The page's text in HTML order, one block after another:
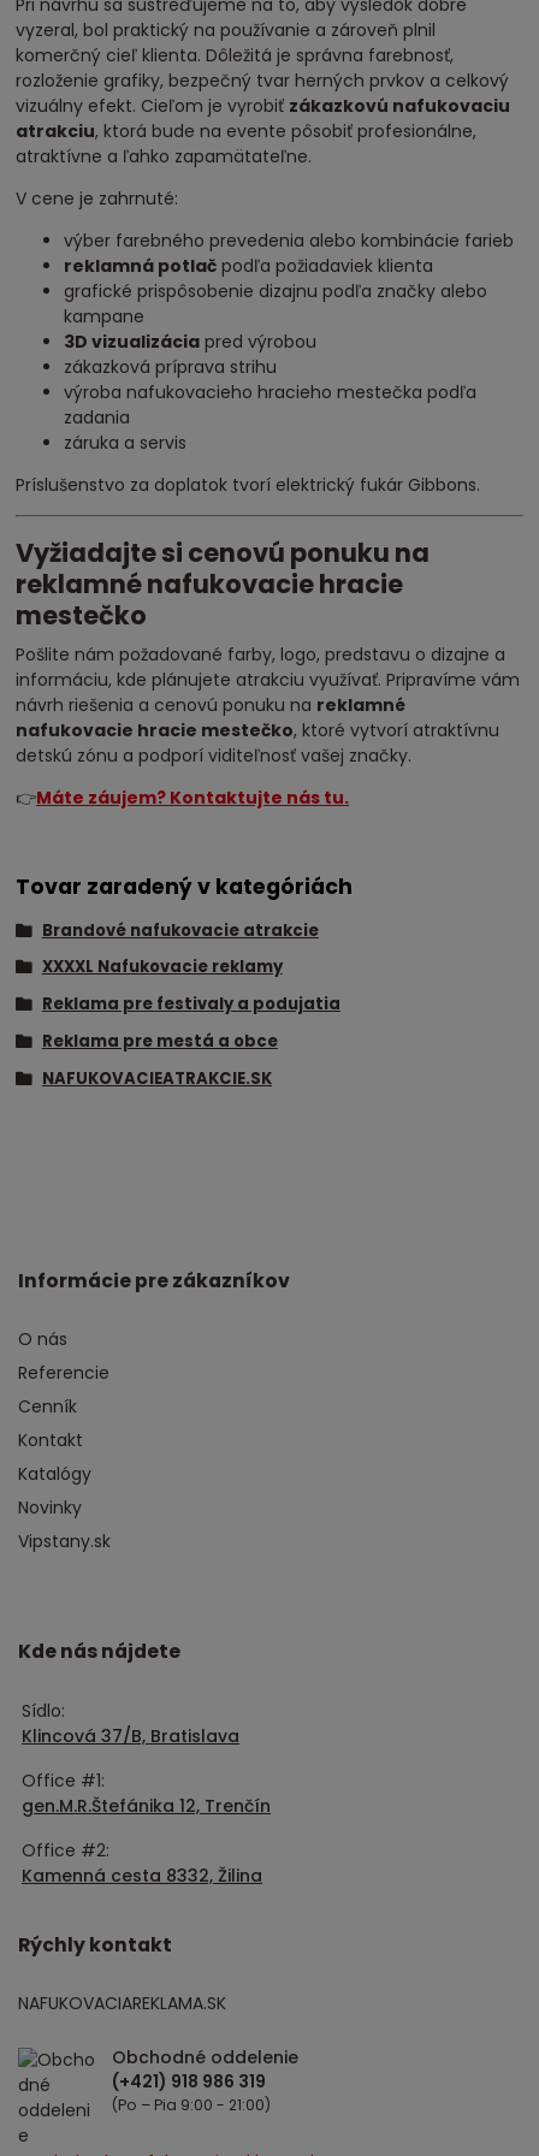
vyzeral, bol praktický na používanie a zároveň plnil
komerčný cieľ klienta. Dôležitá je správna farebnosť,
rozloženie grafiky, bezpečný tvar herných prvkov a celkový
vizuálny efekt. Cieľom je vyrobiť zákazkovú nafukovaciu
atrakciu, ktorá bude na evente pôsobiť profesionálne,
atraktívne a ľahko zapamätateľne.
V cene je zahrnuté:
výber farebného prevedenia alebo kombinácie farieb
reklamná potlač podľa požiadaviek klienta
grafické prispôsobenie dizajnu podľa značky alebo
kampane
3D vizualizácia pred výrobou
zákazková príprava strihu
výroba nafukovacieho hracieho mestečka podľa
zadania
záruka a servis
Príslušenstvo za doplatok tvorí elektrický fukár Gibbons.
Vyžiadajte si cenovú ponuku na
reklamné nafukovacie hracie
mestečko
Pošlite nám požadované farby, logo, predstavu o dizajne a
informáciu, kde plánujete atrakciu využívať. Pripravíme vám
návrh riešenia a cenovú ponuku na reklamné
nafukovacie hracie mestečko, ktoré vytvorí atraktívnu
detskú zónu a podporí viditeľnosť vašej značky.
👉Máte záujem? Kontaktujte nás tu.
Tovar zaradený v kategóriách
Brandové nafukovacie atrakcie
XXXXL Nafukovacie reklamy
Reklama pre festivaly a podujatia
Reklama pre mestá a obce
NAFUKOVACIEATRAKCIE.SK
Informácie pre zákazníkov
O nás
Referencie
Cenník
Kontakt
Katalógy
Novinky
Vipstany.sk
Kde nás nájdete
Sídlo:
Klincová 37/B, Bratislava
Office #1:
gen.M.R.Štefánika 12, Trenčín
Office #2:
Kamenná cesta 8332, Žilina
Rýchly kontakt
NAFUKOVACIAREKLAMA.SK
Obchodné oddelenie
(Po – Pia 9:00 - 21:00)